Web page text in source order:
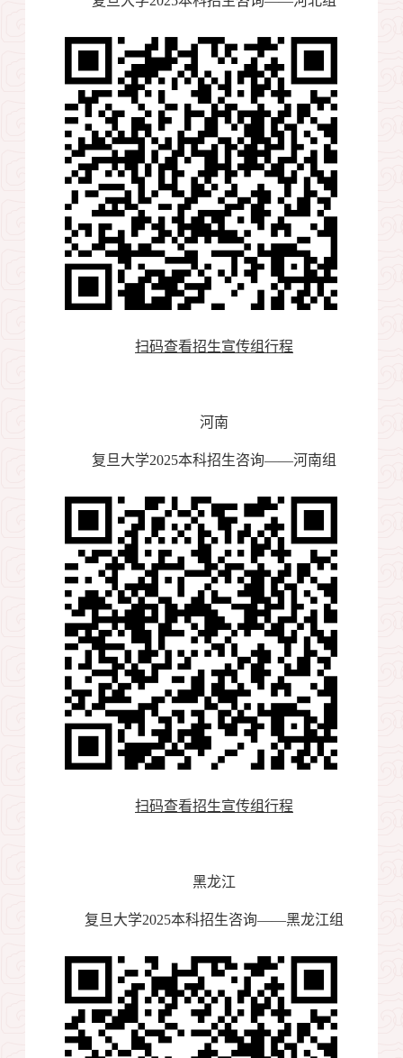
扫码查看招生宣传组行程
河南
复旦大学2025本科招生咨询——河南组
扫码查看招生宣传组行程
黑龙江
复旦大学2025本科招生咨询——黑龙江组